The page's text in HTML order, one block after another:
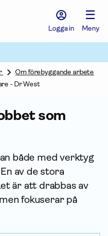
Logga in
☰
Meny
Om förebyggande arbete
- Dr West
som
både med verktyg
av de stora
är att drabbas av
fokuserar på